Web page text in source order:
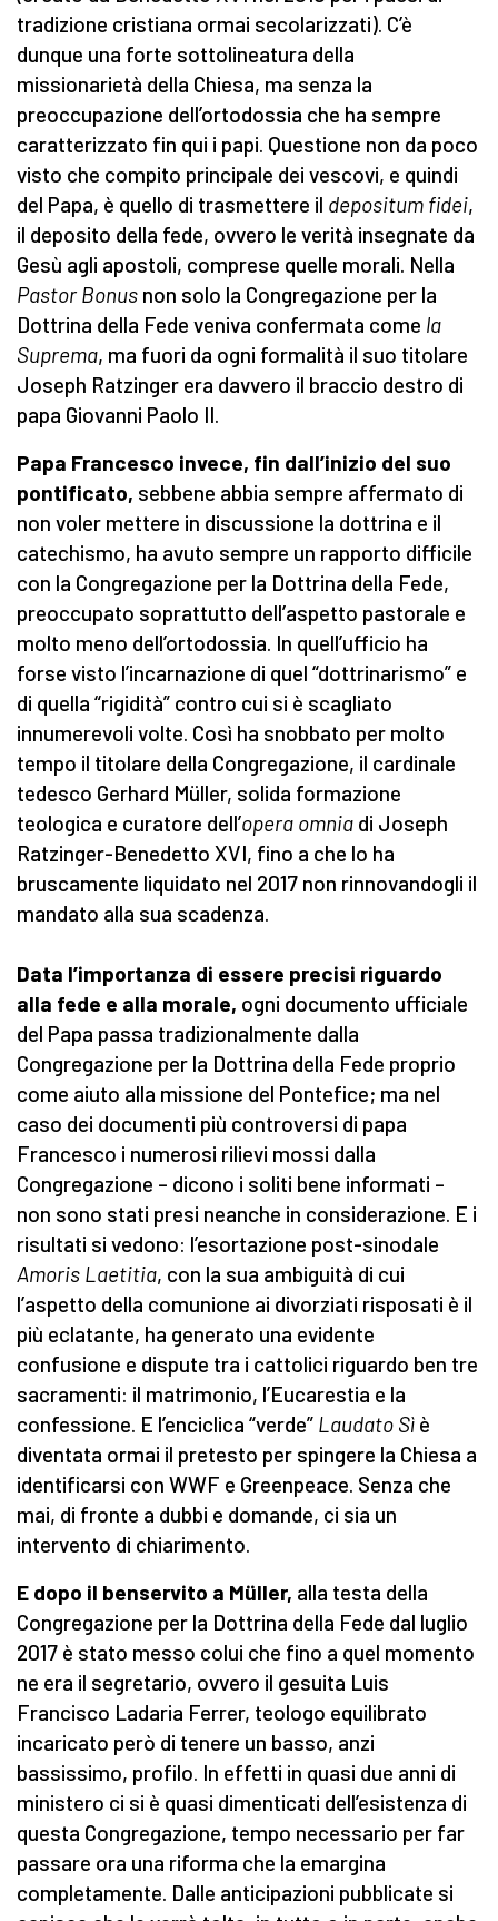
tradizione cristiana ormai secolarizzati). C’è
dunque una forte sottolineatura della
missionarietà della Chiesa, ma senza la
preoccupazione dell’ortodossia che ha sempre
caratterizzato fin qui i papi. Questione non da poco
visto che compito principale dei vescovi, e quindi
del Papa, è quello di trasmettere il depositum fidei,
il deposito della fede, ovvero le verità insegnate da
Gesù agli apostoli, comprese quelle morali. Nella
Pastor Bonus non solo la Congregazione per la
Dottrina della Fede veniva confermata come la
Suprema, ma fuori da ogni formalità il suo titolare
Joseph Ratzinger era davvero il braccio destro di
papa Giovanni Paolo II.
Papa Francesco invece, fin dall’inizio del suo
pontificato, sebbene abbia sempre affermato di
non voler mettere in discussione la dottrina e il
catechismo, ha avuto sempre un rapporto difficile
con la Congregazione per la Dottrina della Fede,
preoccupato soprattutto dell’aspetto pastorale e
molto meno dell’ortodossia. In quell’ufficio ha
forse visto l’incarnazione di quel “dottrinarismo” e
di quella “rigidità” contro cui si è scagliato
innumerevoli volte. Così ha snobbato per molto
tempo il titolare della Congregazione, il cardinale
tedesco Gerhard Müller, solida formazione
teologica e curatore dell’opera omnia di Joseph
Ratzinger-Benedetto XVI, fino a che lo ha
bruscamente liquidato nel 2017 non rinnovandogli il
mandato alla sua scadenza.
Data l’importanza di essere precisi riguardo
alla fede e alla morale, ogni documento ufficiale
del Papa passa tradizionalmente dalla
Congregazione per la Dottrina della Fede proprio
come aiuto alla missione del Pontefice; ma nel
caso dei documenti più controversi di papa
Francesco i numerosi rilievi mossi dalla
Congregazione – dicono i soliti bene informati –
non sono stati presi neanche in considerazione. E i
risultati si vedono: l’esortazione post-sinodale
Amoris Laetitia, con la sua ambiguità di cui
l’aspetto della comunione ai divorziati risposati è il
più eclatante, ha generato una evidente
confusione e dispute tra i cattolici riguardo ben tre
sacramenti: il matrimonio, l’Eucarestia e la
confessione. E l’enciclica “verde” Laudato Sì è
diventata ormai il pretesto per spingere la Chiesa a
identificarsi con WWF e Greenpeace. Senza che
mai, di fronte a dubbi e domande, ci sia un
intervento di chiarimento.
E dopo il benservito a Müller, alla testa della
Congregazione per la Dottrina della Fede dal luglio
2017 è stato messo colui che fino a quel momento
ne era il segretario, ovvero il gesuita Luis
Francisco Ladaria Ferrer, teologo equilibrato
incaricato però di tenere un basso, anzi
bassissimo, profilo. In effetti in quasi due anni di
ministero ci si è quasi dimenticati dell’esistenza di
questa Congregazione, tempo necessario per far
passare ora una riforma che la emargina
completamente. Dalle anticipazioni pubblicate si